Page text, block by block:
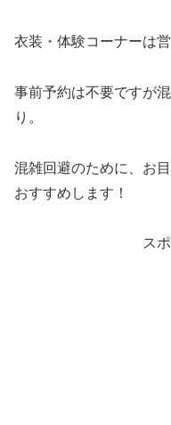
衣装・体験コーナーは営
事前予約は不要ですが
り。
混雑回避のために、お
おすすめします！
ス